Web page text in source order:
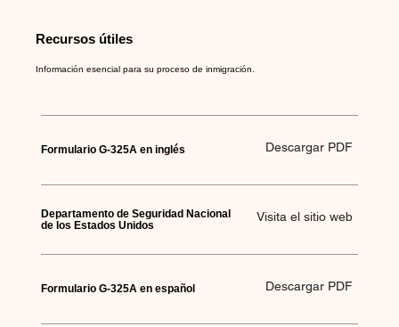
Recursos útiles
Información esencial para su proceso de inmigración.
Descargar PDF
Formulario G-325A en inglés
Visita el sitio web
Departamento de Seguridad Nacional
de los Estados Unidos
Descargar PDF
Formulario G-325A en español